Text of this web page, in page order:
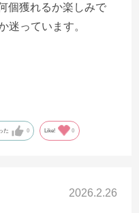
個獲れるか楽しみで
迷っています。
た 0 Like! 0
2026.2.26